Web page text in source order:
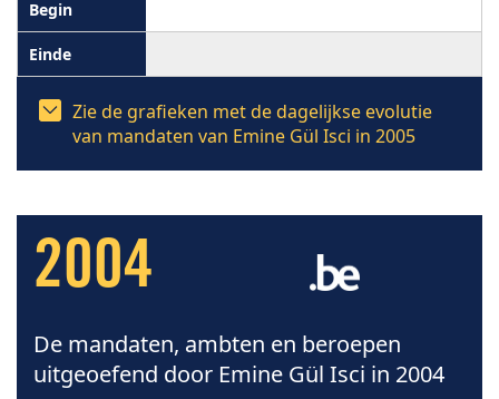
Zie de grafieken met de dagelijkse evolutie
van mandaten van Emine Gül Isci in 2005
2004
De mandaten, ambten en beroepen
uitgeoefend door Emine Gül Isci in 2004